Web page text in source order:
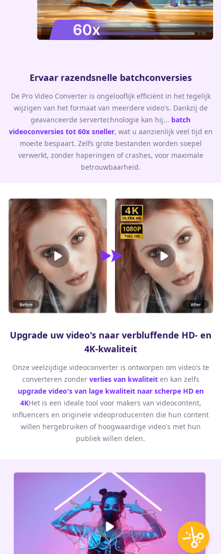
Ervaar razendsnelle batchconversies
De Pro Video Converter is ongelooflijk efficiënt in het tegelijk
wijzigen van het formaat van meerdere video's. Dankzij de
geavanceerde servertechnologie kan hij... batch
videoconversies tot 60x sneller, wat u aanzienlijk veel tijd en
moeite bespaart. Zelfs grote bestanden worden soepel
verwerkt, zonder haperingen of crashes, voor maximale
betrouwbaarheid.
Upgrade uw video's naar verbluffende HD- en
4K-kwaliteit
Onze veelzijdige videoconverter is ontworpen om video's te
converteren zonder verlies van kwaliteiten kan zelfs
upgrade video's van lage kwaliteit naar scherpe HD en
4KHet is een ideale tool voor makers van videocontent,
influencers en originele videoproducenten die hun content
willen hergebruiken of hoogwaardige video's met hun
publiek willen delen.